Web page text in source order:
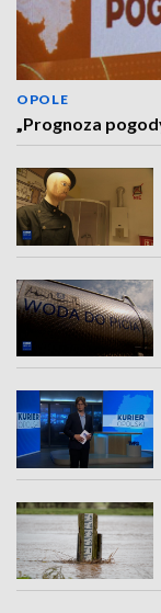
OPOLE
„Prognoza